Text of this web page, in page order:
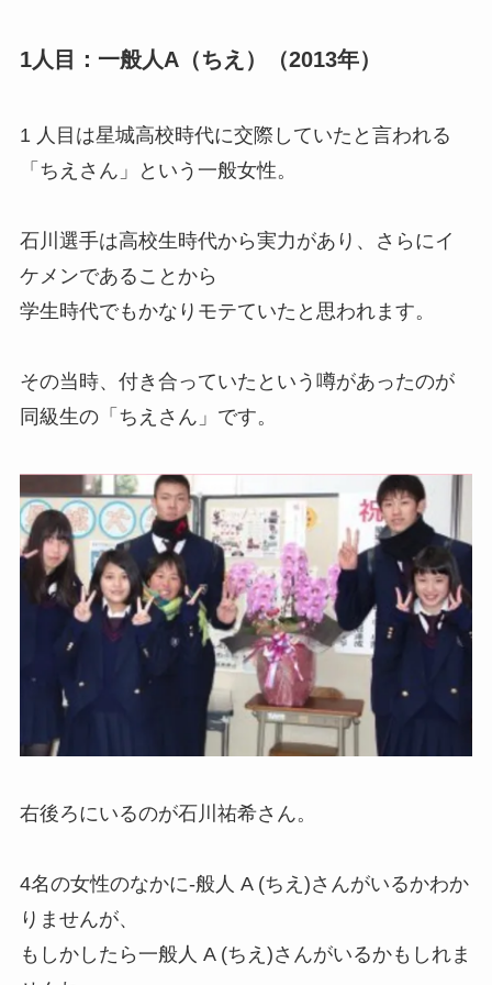
1人目：一般人A（ちえ）（2013年）
1 人目は星城高校時代に交際していたと言われる
「ちえさん」という一般女性。
石川選手は高校生時代から実力があり、さらにイ
ケメンであることから
学生時代でもかなりモテていたと思われます。
その当時、付き合っていたという噂があったのが
同級生の「ちえさん」です。
右後ろにいるのが石川祐希さん。
4名の女性のなかに-般人 A (ちえ)さんがいるかわか
りませんが、
もしかしたら一般人 A (ちえ)さんがいるかもしれま